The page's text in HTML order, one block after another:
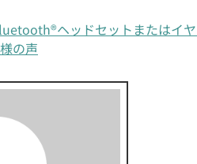
ヘッドセットまたはイ
の声